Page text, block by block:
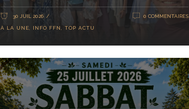
30 JUIL 2026
À LA UNE INFO FFN TOP ACTU
0 COMMENTAIRES